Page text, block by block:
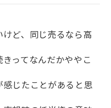
けど、同じ売るなら高
きってなんだかややこ
じたことがあると思